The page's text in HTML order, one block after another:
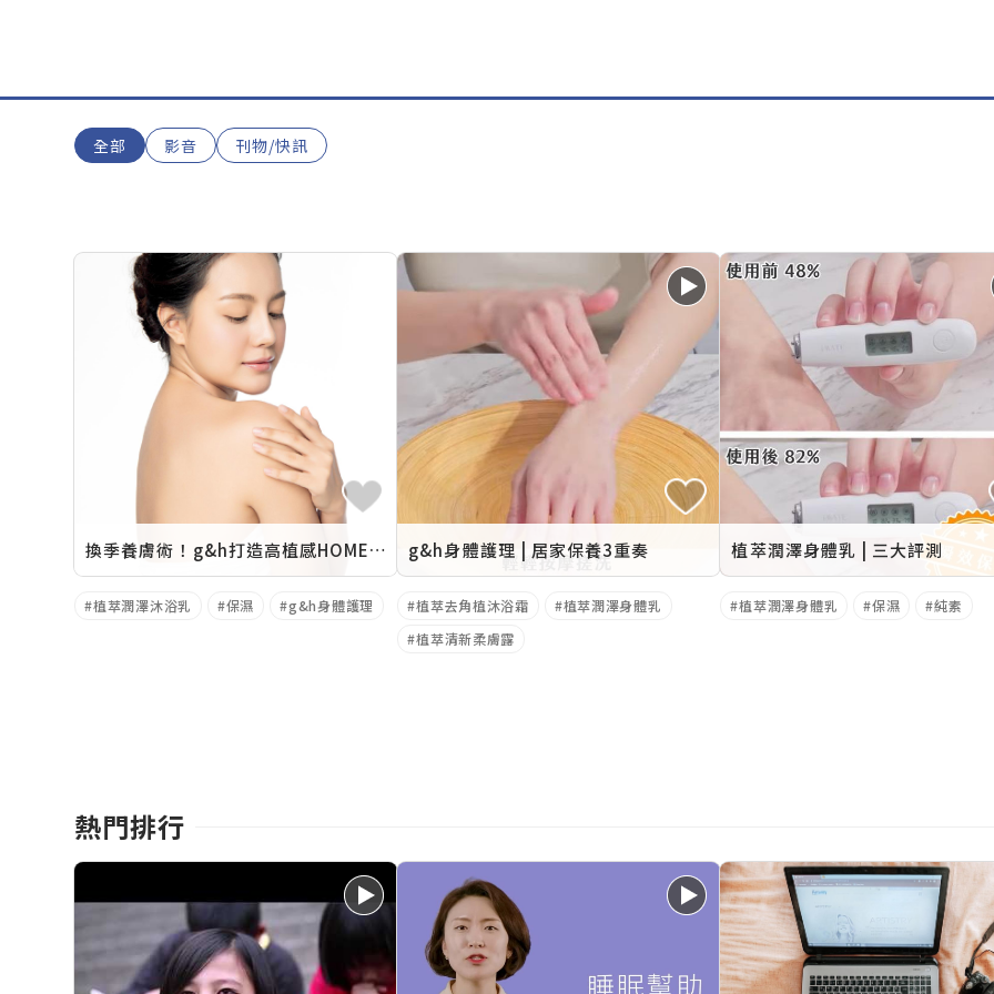
全部 影音 刊物/快訊
換季養膚術！g&h打造高植感HOME SPA
植萃潤澤沐浴乳 保濕 g&h身體護理
g&h身體護理 | 居家保養3重奏
植萃去角植沐浴霜
植萃潤澤身體乳
植萃清新柔膚露
植萃潤澤身體乳 | 三大評測
植萃潤澤身體乳 保濕 純素
熱門排行